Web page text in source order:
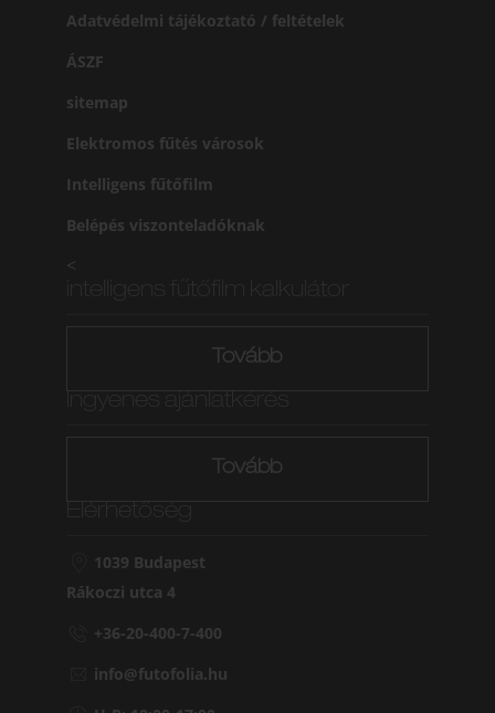
Adatvédelmi tájékoztató / feltételek
ÁSZF
sitemap
Elektromos fűtés városok
Intelligens fűtőfilm
Belépés viszonteladóknak
<
Tovább
Tovább
1039 Budapest
Rákoczi utca 4
+36-20-400-7-400
info@futofolia.hu